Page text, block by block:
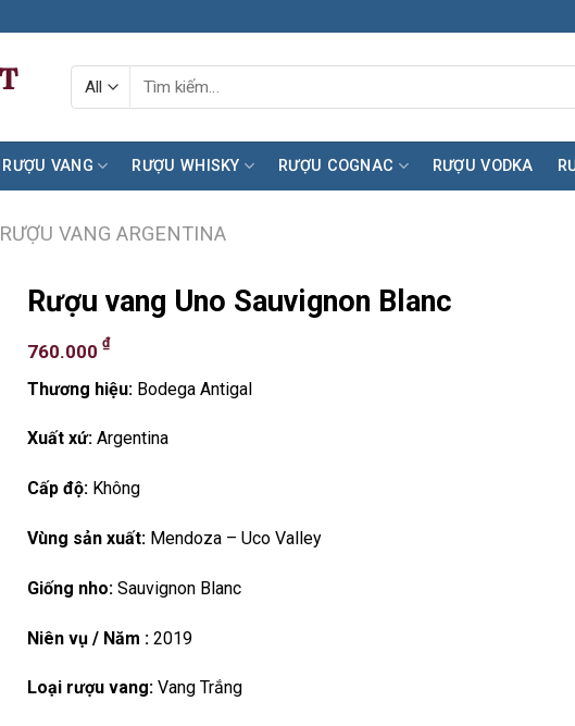
Tìm
RƯỢU VANG RƯỢU WHISKY RƯỢU COGNAC RƯỢU VODKA
RƯỢU VANG ARGENTINA
Rượu vang Uno Sauvignon Blanc
760.000 ₫
Thương hiệu:Bodega Antigal
Xuất xứ:Argentina
Cấp độ:Không
Vùng sản xuất:Mendoza – Uco Valley
Giống nho:Sauvignon Blanc
Niên vụ / Năm :2019
Loại rượu vang:Vang Trắng